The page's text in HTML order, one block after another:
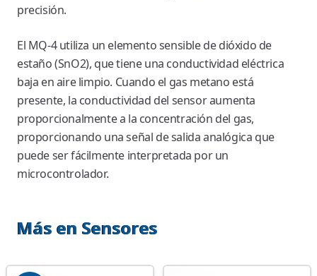
precisión.
El MQ-4 utiliza un elemento sensible de dióxido de
estaño (SnO2), que tiene una conductividad eléctrica
baja en aire limpio. Cuando el gas metano está
presente, la conductividad del sensor aumenta
proporcionalmente a la concentración del gas,
proporcionando una señal de salida analógica que
puede ser fácilmente interpretada por un
microcontrolador.
Más en Sensores